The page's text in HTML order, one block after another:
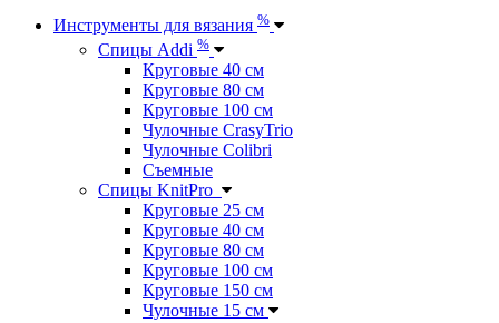
Инструменты для вязания %
Спицы Addi %
Круговые 40 см
Круговые 80 см
Круговые 100 см
Чулочные CrasyTrio
Чулочные Colibri
Съемные
Спицы KnitPro
Круговые 25 см
Круговые 40 см
Круговые 80 см
Круговые 100 см
Круговые 150 см
Чулочные 15 см